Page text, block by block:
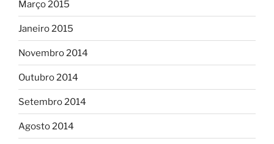
Março 2015
Janeiro 2015
Novembro 2014
Outubro 2014
Setembro 2014
Agosto 2014